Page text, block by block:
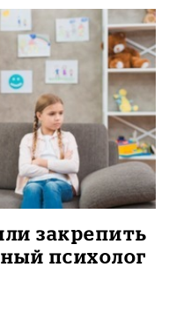
закрепить
психолог